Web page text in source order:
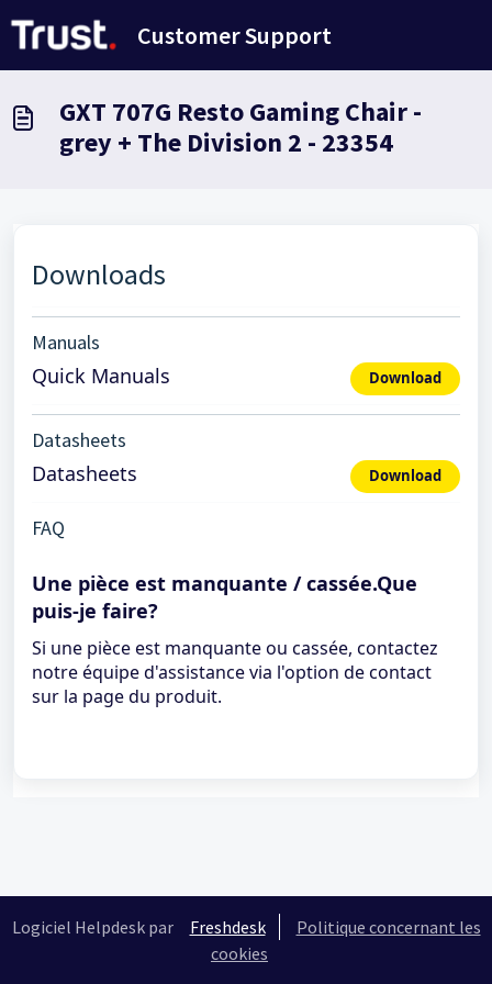
Customer Support
GXT 707G Resto Gaming Chair -
grey + The Division 2 - 23354
Downloads
Manuals
Quick Manuals Download
Datasheets
Datasheets Download
FAQ
Une pièce est manquante / cassée.Que
puis-je faire?
Si une pièce est manquante ou cassée, contactez
notre équipe d'assistance via l'option de contact
sur la page du produit.
Logiciel Helpdesk par Freshdesk
Politique concernant les
cookies